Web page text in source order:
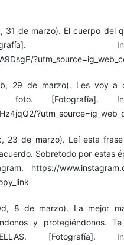
31 de marzo). El cuerpo del
29 de marzo). Les voy a
[Fotografía].
23 de marzo). Leí esta
Sobretodo por estas
https://
8 de marzo). La mejor
y protegiéndonos.
[Fotografía].